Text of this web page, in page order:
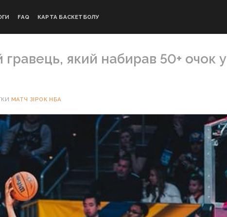
FAQ КАРТА БАСКЕТБОЛУ
який набирав 50+ очок у
МАТЧ ЗІРОК НБА